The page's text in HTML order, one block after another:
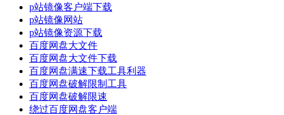
p站镜像客户端下载
p站镜像网站
p站镜像资源下载
百度网盘大文件
百度网盘大文件下载
百度网盘满速下载工具利器
百度网盘破解限制工具
百度网盘破解限速
绕过百度网盘客户端